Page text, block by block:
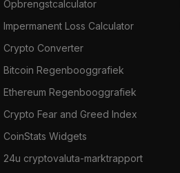
Opbrengstcalculator
Impermanent Loss Calculator
Crypto Converter
Bitcoin Regenbooggrafiek
Ethereum Regenbooggrafiek
Crypto Fear and Greed Index
CoinStats Widgets
24u cryptovaluta-marktrapport